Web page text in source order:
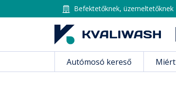
Befektetőknek, üzemeltetőknek
Autómosó kereső